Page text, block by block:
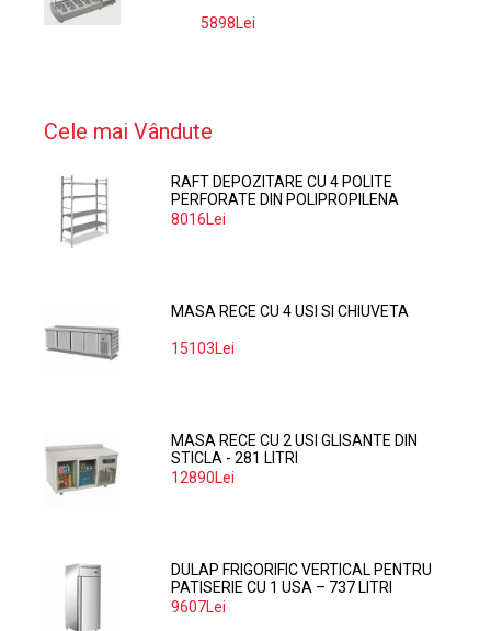
5898Lei
Cele mai Vândute
RAFT DEPOZITARE CU 4 POLITE
PERFORATE DIN POLIPROPILENA
374*60 CM
8016Lei
MASA RECE CU 4 USI SI CHIUVETA
15103Lei
MASA RECE CU 2 USI GLISANTE DIN
STICLA - 281 LITRI
12890Lei
DULAP FRIGORIFIC VERTICAL PENTRU
PATISERIE CU 1 USA – 737 LITRI
9607Lei